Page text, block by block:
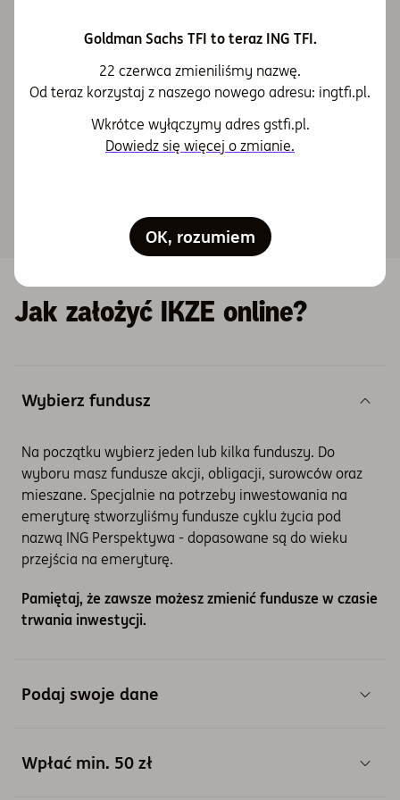
zarejestrowani przezKNF
, należymy do
grupy ING.
Jak założyć IKZE online?
Wybierz fundusz
Na początku wybierz jeden lub kilka funduszy. Do
wyboru masz fundusze akcji, obligacji, surowców oraz
mieszane. Specjalnie na potrzeby inwestowania na
emeryturę stworzyliśmy fundusze cyklu życia pod
nazwą ING Perspektywa - dopasowane są do wieku
przejścia na emeryturę.
Pamiętaj, że zawsze możesz zmienić fundusze w czasie
trwania inwestycji.
Podaj swoje dane
kontaktowych i numeru rachunku bankowego,
Wpłać min. 50 zł
Goldman Sachs TFI to teraz ING TFI.
22 czerwca zmieniliśmy nazwę.
Od teraz korzystaj z naszego nowego adresu: ingtfi.pl.
Wkrótce wyłączymy adres gstfi.pl.
Dowiedz się więcej o zmianie.
OK, rozumiem